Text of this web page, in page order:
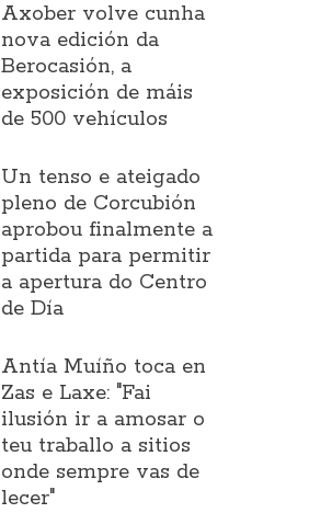
Axober volve cunha
nova edición da
Berocasión, a
exposición de máis
de 500 vehículos
Un tenso e ateigado
pleno de Corcubión
aprobou finalmente a
partida para permitir
a apertura do Centro
de Día
Antía Muíño toca en
Zas e Laxe: "Fai
ilusión ir a amosar o
teu traballo a sitios
onde sempre vas de
lecer"